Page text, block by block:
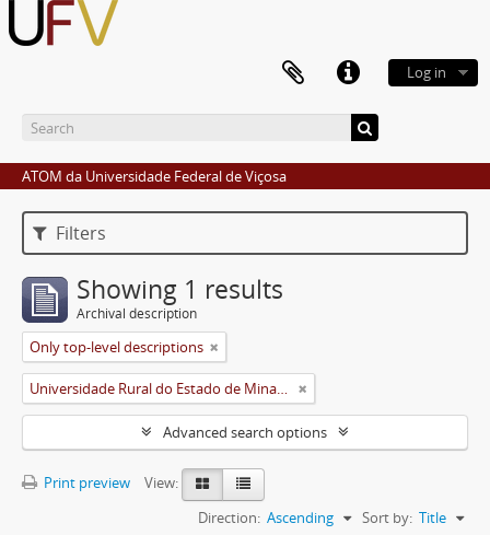
Log in
ATOM da Universidade Federal de Viçosa
Filters
Showing 1 results
Archival description
Only top-level descriptions
Universidade Rural do Estado de Minas Gerais (Uremg)
Advanced search options
Print preview
View:
Sort by: Title
Direction: Ascending